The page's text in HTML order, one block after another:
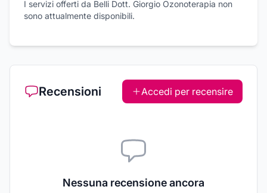
I servizi offerti da Belli Dott. Giorgio Ozonoterapia non
sono attualmente disponibili.
Recensioni Accedi per recensire
Nessuna recensione ancora